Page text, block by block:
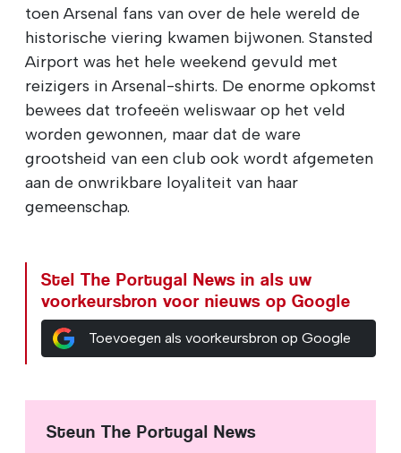
toen Arsenal fans van over de hele wereld de
historische viering kwamen bijwonen. Stansted
Airport was het hele weekend gevuld met
reizigers in Arsenal-shirts. De enorme opkomst
bewees dat trofeeën weliswaar op het veld
worden gewonnen, maar dat de ware
grootsheid van een club ook wordt afgemeten
aan de onwrikbare loyaliteit van haar
gemeenschap.
Stel The Portugal News in als uw
voorkeursbron voor nieuws op Google
Toevoegen als voorkeursbron op Google
Steun The Portugal News